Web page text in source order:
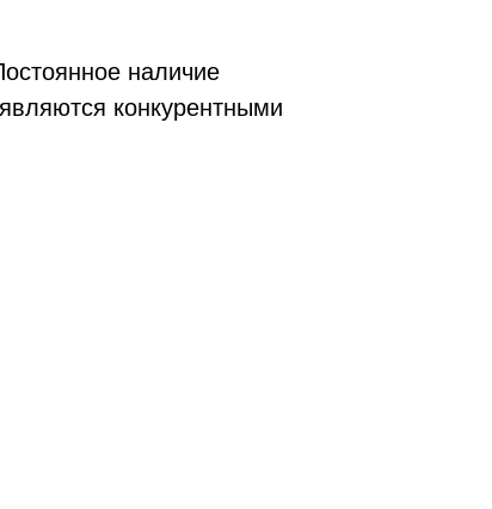
наличие
конкурентными